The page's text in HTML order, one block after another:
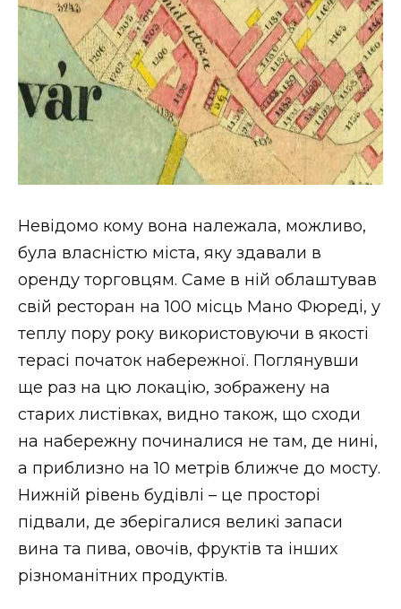
Невідомо кому вона належала, можливо,
була власністю міста, яку здавали в
оренду торговцям. Саме в ній облаштував
свій ресторан на 100 місць Мано Фюреді, у
теплу пору року використовуючи в якості
терасі початок набережної. Поглянувши
ще раз на цю локацію, зображену на
старих листівках, видно також, що сходи
на набережну починалися не там, де нині,
а приблизно на 10 метрів ближче до мосту.
Нижній рівень будівлі – це просторі
підвали, де зберігалися великі запаси
вина та пива, овочів, фруктів та інших
різноманітних продуктів.